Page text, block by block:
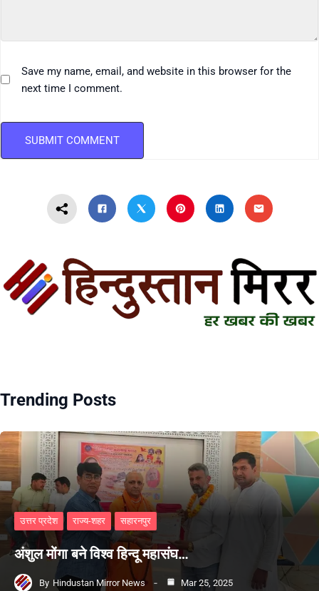
Save my name, email, and website in this browser for the
next time I comment.
Trending Posts
उत्तर प्रदेश राज्य-शहर सहारनपुर
अंशुल मोंगा बने विश्व हिन्दू महासंघ…
By Hindustan Mirror News Mar 25, 2025